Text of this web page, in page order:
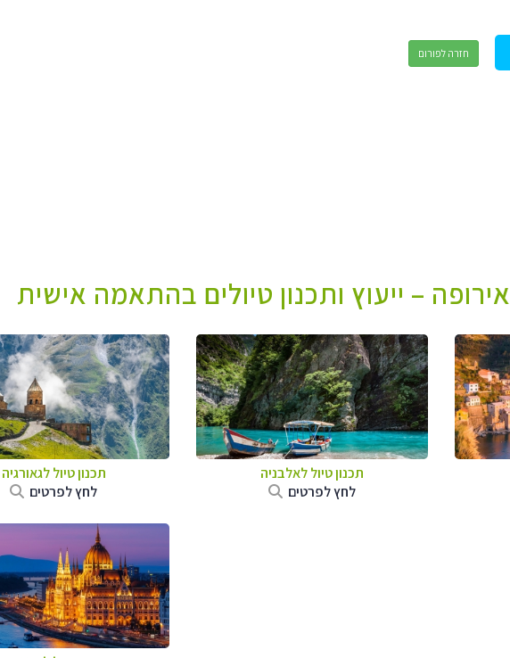
חזרה לפורום
– ייעוץ ותכנון טיולים בהתאמה אישית
תכנון טיול לאלבניה
לחץ לפרטים
תכנון טיול לגאורגיה
לחץ לפרטים